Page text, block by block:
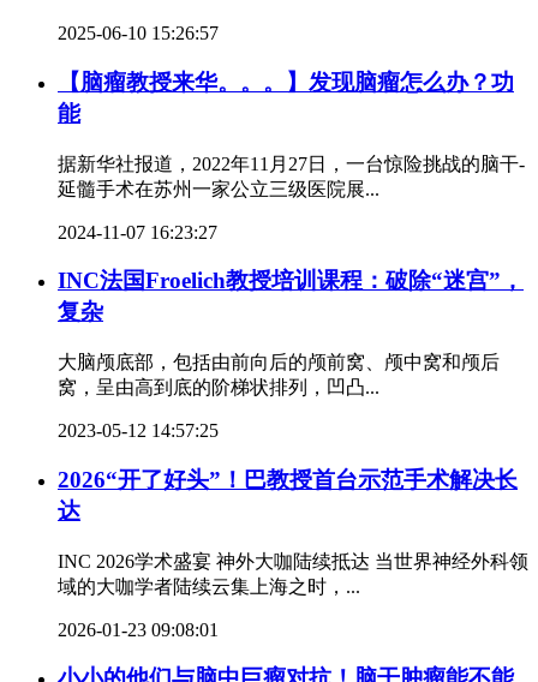
2025-06-10 15:26:57
【脑瘤教授来华。。。】发现脑瘤怎么办？功
能
据新华社报道，2022年11月27日，一台惊险挑战的脑干-
延髓手术在苏州一家公立三级医院展...
2024-11-07 16:23:27
INC法国Froelich教授培训课程：破除“迷宫”，
复杂
大脑颅底部，包括由前向后的颅前窝、颅中窝和颅后
窝，呈由高到底的阶梯状排列，凹凸...
2023-05-12 14:57:25
2026“开了好头”！巴教授首台示范手术解决长
达
INC 2026学术盛宴 神外大咖陆续抵达 当世界神经外科领
域的大咖学者陆续云集上海之时，...
2026-01-23 09:08:01